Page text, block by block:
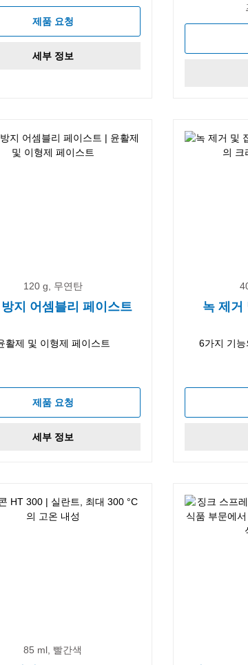
제품 요청
세부 정보
120 g, 무연탄
지 어셈블리 페이스트
활제 및 이형제 페이스트
제품 요청
세부 정보
녹 제거
6가지 기
85 ml, 빨간색